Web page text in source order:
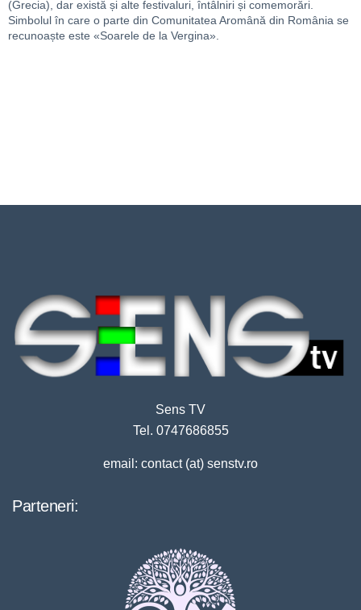
(Grecia), dar există și alte festivaluri, întâlniri și comemorări.
Simbolul în care o parte din Comunitatea Aromână din România se
recunoaște este «Soarele de la Vergina».
Sens TV
Tel. 0747686855
email: contact (at) senstv.ro
Parteneri: